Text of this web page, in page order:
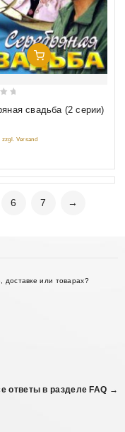
Добавить В Корзину
свадьба (2 серии)
Versand
6 7 →
доставке или товарах?
ответы в разделе FAQ →